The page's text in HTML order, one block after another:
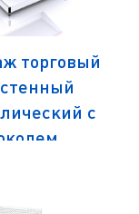
торговый
с